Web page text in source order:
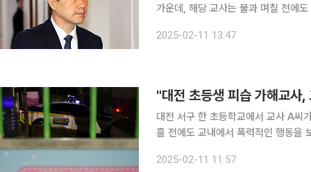
가운데, 해당 교사는 불과 며칠 전에
2025-02-11 13:47
"대전 초등생 피습 가해교사
대전 서구 한 초등학교에서 교사 A씨
흘 전에도 교내에서 폭력적인 행동을
학교에서 1학년 B양을 살해한 교사 A
2025-02-11 11:57